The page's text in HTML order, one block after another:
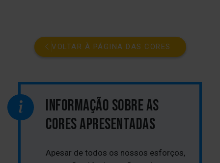
VOLTAR À PÁGINA DAS CORES
INFORMAÇÃO SOBRE AS
CORES APRESENTADAS
Apesar de todos os nossos esforços,